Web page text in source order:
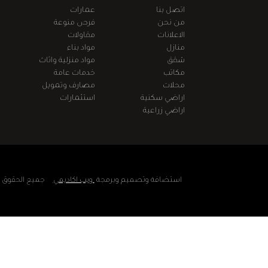
اتصل بنا
من نحن
الاعلانات
منازل
شقق
مكاتب
محلات
اراضي سكنية
اراضي زراعية
عمارات
فرص منوعة
مقاولات
مواد بناء
مواد منزلية واثاث
خدمات عامة
مصارف وتمويل
استثمارات
استضافة وتصميم وبرمجةويب اكاديميجميع الحقوق